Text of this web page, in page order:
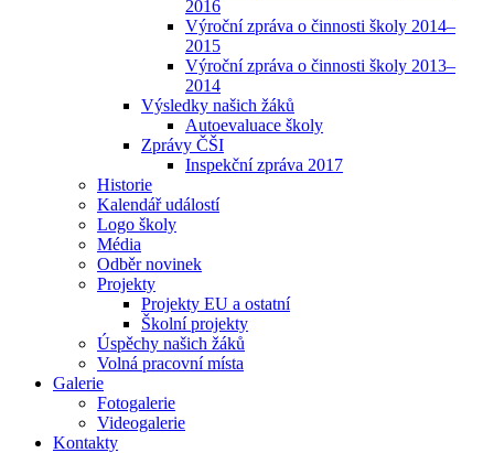
2016
Výroční zpráva o činnosti školy 2014–
2015
Výroční zpráva o činnosti školy 2013–
2014
Výsledky našich žáků
Autoevaluace školy
Zprávy ČŠI
Inspekční zpráva 2017
Historie
Kalendář událostí
Logo školy
Média
Odběr novinek
Projekty
Projekty EU a ostatní
Školní projekty
Úspěchy našich žáků
Volná pracovní místa
Galerie
Fotogalerie
Videogalerie
Kontakty